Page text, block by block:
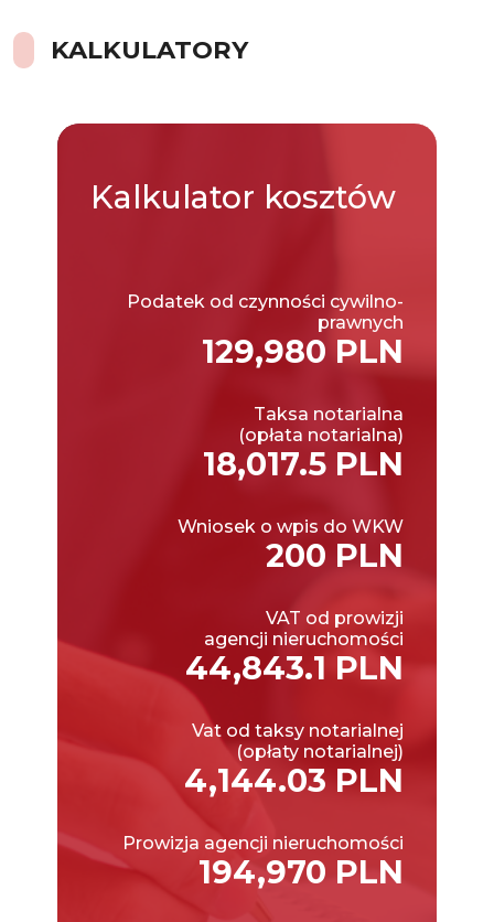
KALKULATORY
Kalkulator kosztów
Podatek od czynności cywilno-
prawnych
129,980 PLN
Taksa notarialna
(opłata notarialna)
18,017.5 PLN
Wniosek o wpis do WKW
200 PLN
VAT od prowizji
agencji nieruchomości
44,843.1 PLN
Vat od taksy notarialnej
(opłaty notarialnej)
4,144.03 PLN
Prowizja agencji nieruchomości
194,970 PLN